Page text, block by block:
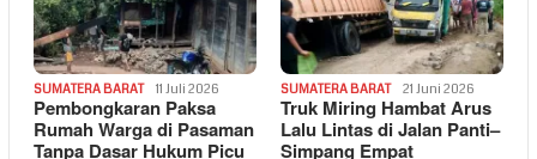
SUMATERA BARAT 11 Juli 2026
Pembongkaran Paksa
Rumah Warga di Pasaman
Tanpa Dasar Hukum Picu
SUMATERA BARAT 21 Juni 2026
Truk Miring Hambat Arus
Lalu Lintas di Jalan Panti–
Simpang Empat